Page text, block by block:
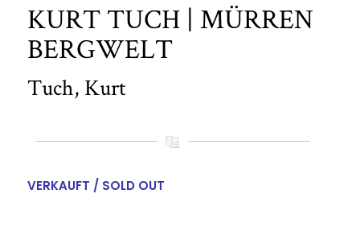
KURT TUCH | MÜRREN
BERGWELT
Tuch, Kurt
VERKAUFT / SOLD OUT